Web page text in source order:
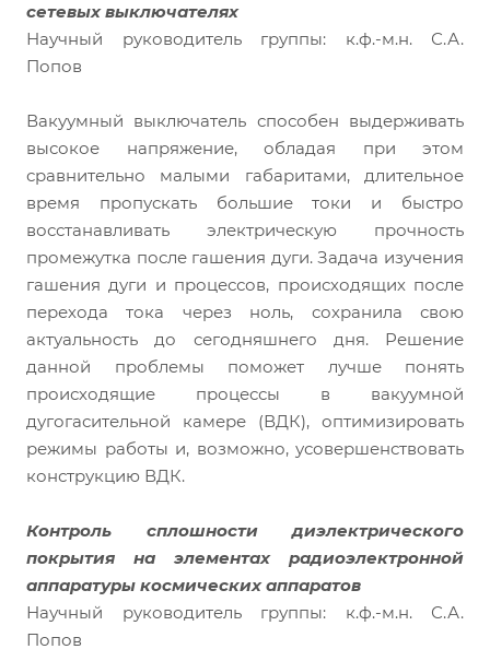
сетевых выключателях
Научный руководитель группы: к.ф.-м.н. С.А.
Попов
Вакуумный выключатель способен выдерживать
высокое напряжение, обладая при этом
сравнительно малыми габаритами, длительное
время пропускать большие токи и быстро
восстанавливать электрическую прочность
промежутка после гашения дуги. Задача изучения
гашения дуги и процессов, происходящих после
перехода тока через ноль, сохранила свою
актуальность до сегодняшнего дня. Решение
данной проблемы поможет лучше понять
происходящие процессы в вакуумной
дугогасительной камере (ВДК), оптимизировать
режимы работы и, возможно, усовершенствовать
конструкцию ВДК.
Контроль сплошности диэлектрического
покрытия на элементах радиоэлектронной
аппаратуры космических аппаратов
Научный руководитель группы: к.ф.-м.н. С.А.
Попов